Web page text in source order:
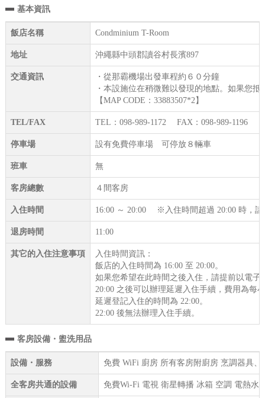
基本資訊
飯店名稱 Condminium T-Room
地址 沖繩縣中頭郡讀谷村長濱897
交通資訊
・從那霸機場出發車程約６０分鐘
・本設施位在稍微難以發現的地點。如果您
【MAP CODE：33883507*2】
TEL/FAX TEL：098-989-1172 FAX：098-989-1196
停車場 設有免費停車場 可停放８輛車
班車 無
客房總數 ４間客房
入住時間 16:00 ～ 20:00 ※入住時間超過 20:00 時，請
退房時間 11:00
其它的入住注意事項
入住時間資訊：
飯店的入住時間為 16:00 至 20:00。
如果您希望在此時間之後入住，請提前以電子
20:00 之後可以辦理延遲入住手續，費用為每
延遲登記入住的時間為 22:00。
22:00 後無法辦理入住手續。
客房設備・盥洗用品
設備・服務 免費 WiFi 廚房 所有客房附廚房 烹調器具
全客房共通的設備 免費Wi-Fi 電視 衛星轉播 冰箱 空調 電熱水